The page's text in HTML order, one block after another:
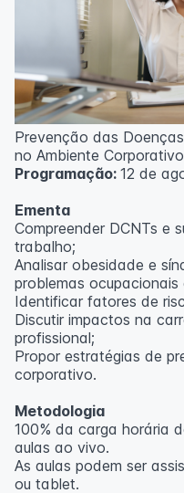
Prevenção das
no Ambiente Corporativo
Programação: 12 de
Ementa
Compreender DCNTs e
trabalho;
Analisar obesidade e
problemas ocupacionais
Identificar fatores de
Discutir impactos na
profissional;
Propor estratégias de
corporativo.
Metodologia
100% da carga horária
aulas ao vivo.
As aulas podem ser
ou tablet.